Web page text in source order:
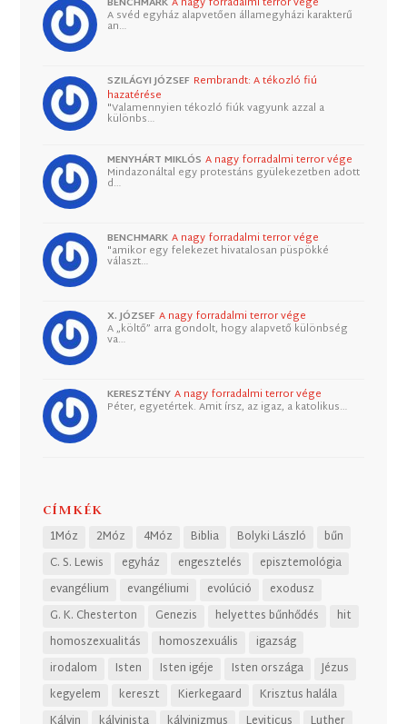
A svéd egyház alapvetően államegyházi karakterű
an…
SZILÁGYI JÓZSEF Rembrandt: A tékozló fiú
hazatérése
"Valamennyien tékozló fiúk vagyunk azzal a
különbs…
MENYHÁRT MIKLÓS A nagy forradalmi terror vége
Mindazonáltal egy protestáns gyülekezetben adott
d…
BENCHMARK A nagy forradalmi terror vége
"amikor egy felekezet hivatalosan püspökké
választ…
X. JÓZSEF A nagy forradalmi terror vége
A „költő” arra gondolt, hogy alapvető különbség
va…
KERESZTÉNY A nagy forradalmi terror vége
Péter, egyetértek. Amit írsz, az igaz, a katolikus…
CÍMKÉK
1Móz 2Móz 4Móz Biblia Bolyki László
bűn
C. S. Lewis
egyház engesztelés
episztemológia
evangélium
evangéliumi evolúció
exodusz
G. K. Chesterton
Genezis helyettes bűnhődés
hit
homoszexualitás
homoszexuális
igazság
irodalom
Isten Isten igéje Isten országa
Jézus
kegyelem
kereszt Kierkegaard
Krisztus halála